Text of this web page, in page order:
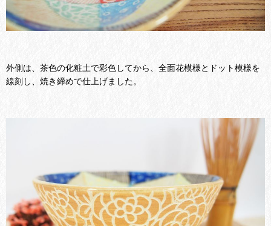
外側は、茶色の化粧土で彩色してから、全面花模様とドット模様を
線刻し、焼き締めで仕上げました。